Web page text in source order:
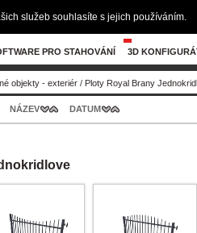
PRO STAHOVÁNÍ 3D
objekty - exteriér / Ploty Royal Brany
NÁZEV DATUM
služeb souhlasíte s jejich používáním.